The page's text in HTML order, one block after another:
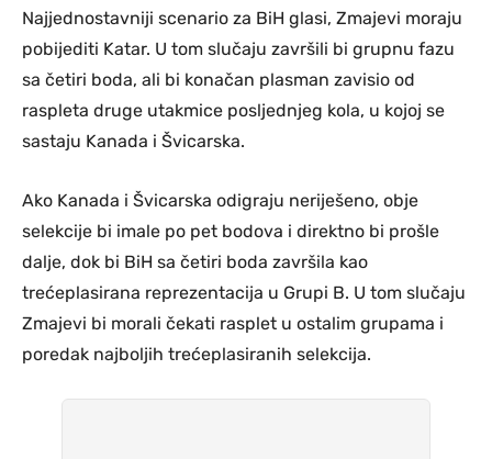
Najjednostavniji scenario za BiH glasi, Zmajevi moraju
pobijediti Katar. U tom slučaju završili bi grupnu fazu
sa četiri boda, ali bi konačan plasman zavisio od
raspleta druge utakmice posljednjeg kola, u kojoj se
sastaju Kanada i Švicarska.
Ako Kanada i Švicarska odigraju neriješeno, obje
selekcije bi imale po pet bodova i direktno bi prošle
dalje, dok bi BiH sa četiri boda završila kao
trećeplasirana reprezentacija u Grupi B. U tom slučaju
Zmajevi bi morali čekati rasplet u ostalim grupama i
poredak najboljih trećeplasiranih selekcija.